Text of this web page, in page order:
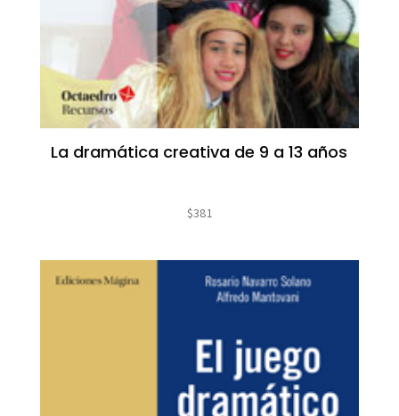
La dramática creativa de 9 a 13 años
$381